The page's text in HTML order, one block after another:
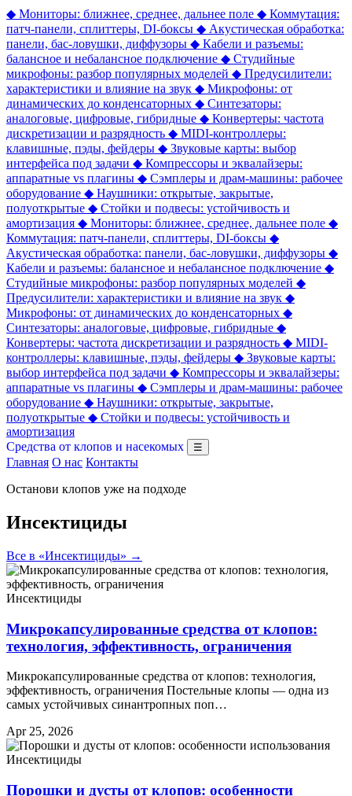
◆ Мониторы: ближнее, среднее, дальнее поле ◆ Коммутация:
патч-панели, сплиттеры, DI-боксы ◆ Акустическая обработка:
панели, бас-ловушки, диффузоры ◆ Кабели и разъемы:
балансное и небалансное подключение ◆ Студийные
микрофоны: разбор популярных моделей ◆ Предусилители:
характеристики и влияние на звук ◆ Микрофоны: от
динамических до конденсаторных ◆ Синтезаторы:
аналоговые, цифровые, гибридные ◆ Конвертеры: частота
дискретизации и разрядность ◆ MIDI-контроллеры:
клавишные, пэды, фейдеры ◆ Звуковые карты: выбор
интерфейса под задачи ◆ Компрессоры и эквалайзеры:
аппаратные vs плагины ◆ Сэмплеры и драм-машины: рабочее
оборудование ◆ Наушники: открытые, закрытые,
полуоткрытые ◆ Стойки и подвесы: устойчивость и
амортизация ◆ Мониторы: ближнее, среднее, дальнее поле ◆
Коммутация: патч-панели, сплиттеры, DI-боксы ◆
Акустическая обработка: панели, бас-ловушки, диффузоры ◆
Кабели и разъемы: балансное и небалансное подключение ◆
Студийные микрофоны: разбор популярных моделей ◆
Предусилители: характеристики и влияние на звук ◆
Микрофоны: от динамических до конденсаторных ◆
Синтезаторы: аналоговые, цифровые, гибридные ◆
Конвертеры: частота дискретизации и разрядность ◆ MIDI-
контроллеры: клавишные, пэды, фейдеры ◆ Звуковые карты:
выбор интерфейса под задачи ◆ Компрессоры и эквалайзеры:
аппаратные vs плагины ◆ Сэмплеры и драм-машины: рабочее
оборудование ◆ Наушники: открытые, закрытые,
полуоткрытые ◆ Стойки и подвесы: устойчивость и
амортизация
Средства от клопов и насекомых
☰
Главная О нас Контакты
Останови клопов уже на подходе
Инсектициды
Все в «Инсектициды» →
Инсектициды
Микрокапсулированные средства от клопов:
технология, эффективность, ограничения
Микрокапсулированные средства от клопов: технология,
эффективность, ограничения Постельные клопы — одна из
самых устойчивых синантропных поп…
Apr 25, 2026
Инсектициды
Порошки и дусты от клопов: особенности